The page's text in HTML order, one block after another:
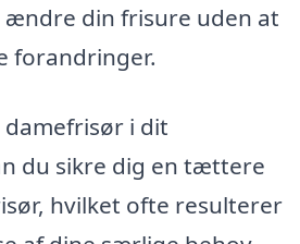
din frisure uden at
forandringer.
i dit
du sikre dig en tættere
hvilket ofte resulterer